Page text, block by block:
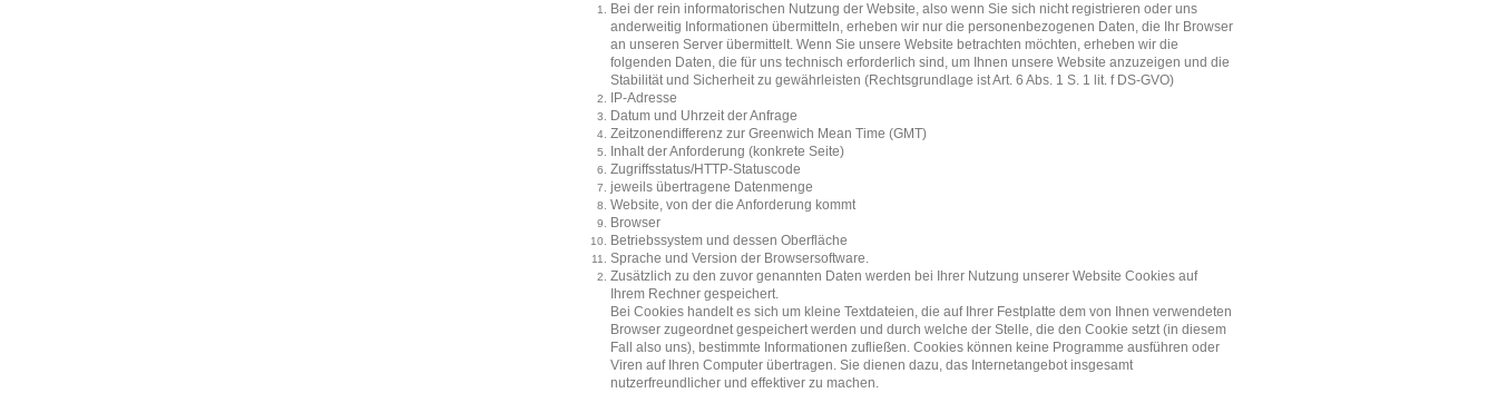
Bei der rein informatorischen Nutzung der Website, also wenn Sie sich nicht registrieren oder uns
anderweitig Informationen übermitteln, erheben wir nur die personenbezogenen Daten, die Ihr Browser
an unseren Server übermittelt. Wenn Sie unsere Website betrachten möchten, erheben wir die
folgenden Daten, die für uns technisch erforderlich sind, um Ihnen unsere Website anzuzeigen und die
Stabilität und Sicherheit zu gewährleisten (Rechtsgrundlage ist Art. 6 Abs. 1 S. 1 lit. f DS-GVO)
IP-Adresse
Datum und Uhrzeit der Anfrage
Zeitzonendifferenz zur Greenwich Mean Time (GMT)
Inhalt der Anforderung (konkrete Seite)
Zugriffsstatus/HTTP-Statuscode
jeweils übertragene Datenmenge
Website, von der die Anforderung kommt
Browser
Betriebssystem und dessen Oberfläche
Sprache und Version der Browsersoftware.
Zusätzlich zu den zuvor genannten Daten werden bei Ihrer Nutzung unserer Website Cookies auf
Ihrem Rechner gespeichert.
Bei Cookies handelt es sich um kleine Textdateien, die auf Ihrer Festplatte dem von Ihnen verwendeten
Browser zugeordnet gespeichert werden und durch welche der Stelle, die den Cookie setzt (in diesem
Fall also uns), bestimmte Informationen zufließen. Cookies können keine Programme ausführen oder
Viren auf Ihren Computer übertragen. Sie dienen dazu, das Internetangebot insgesamt
nutzerfreundlicher und effektiver zu machen.